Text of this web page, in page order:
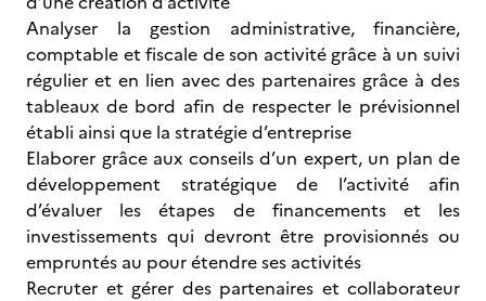
Analyser la gestion administrative, financière,
comptable et fiscale de son activité grâce à un suivi
régulier et en lien avec des partenaires grâce à des
tableaux de bord afin de respecter le prévisionnel
établi ainsi que la stratégie d’entreprise
Elaborer grâce aux conseils d’un expert, un plan de
développement stratégique de l’activité afin
d’évaluer les étapes de financements et les
investissements qui devront être provisionnés ou
empruntés au pour étendre ses activités
Recruter et gérer des partenaires et collaborateur